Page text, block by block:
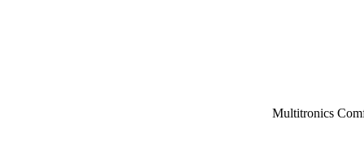
Multitronics